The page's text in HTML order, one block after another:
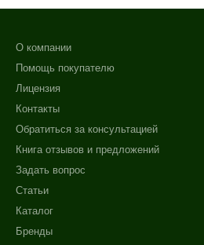
350 мл
1000 мл
Ингредиенты
Витамин E
Процедура
О компании
Помощь покупателю
Лицензия
Контакты
Обратиться за консультацией
Книга отзывов и предложений
Задать вопрос
Статьи
Каталог
Бренды